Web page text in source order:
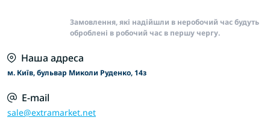
Замовлення, які надійшли в неробочий час будуть
оброблені в робочий час в першу чергу.
Наша адреса
м. Київ, бульвар Миколи Руденко, 14з
E-mail
sale@extramarket.net